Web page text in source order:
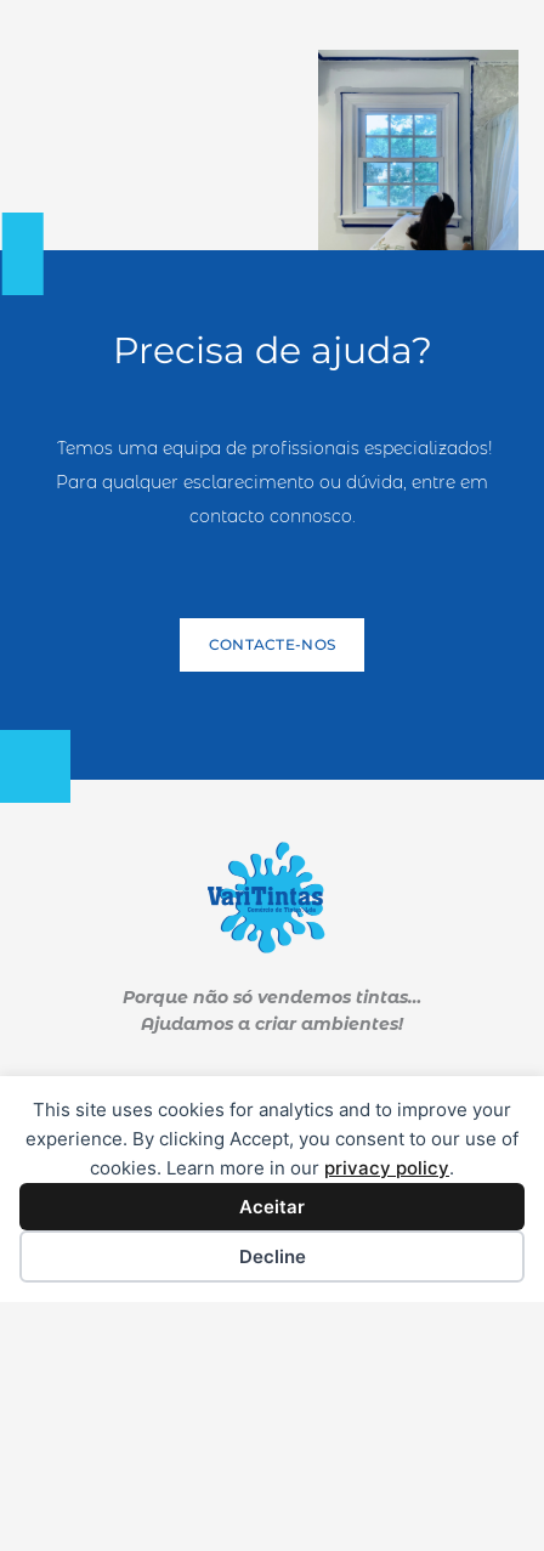
This site uses cookies for analytics and to improve your
experience. By clicking Accept, you consent to our use of
cookies. Learn more in our privacy policy.
Aceitar
Decline
Precisa de ajuda?
Temos uma equipa de profissionais especializados!
Para qualquer esclarecimento ou dúvida, entre em
contacto connosco.
CONTACTE-NOS
Porque não só vendemos tintas…
Ajudamos a criar ambientes!
a
c
e
b
o
o
k
-
f
n
s
t
a
g
r
a
m
Horário de Funcionamento
Segunda a Sexta:
08.30- 13.00 / 14.30-19.00